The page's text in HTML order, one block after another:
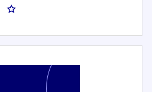
: Gestionnaire financier-ière et